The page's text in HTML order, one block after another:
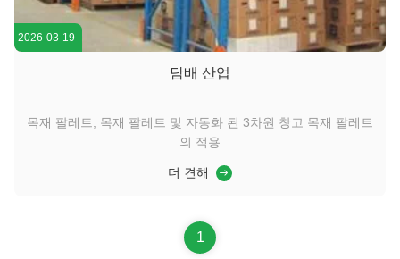
2026-03-19
담배 산업
목재 팔레트, 목재 팔레트 및 자동화 된 3차원 창고 목재 팔레트
의 적용
더 견해
1